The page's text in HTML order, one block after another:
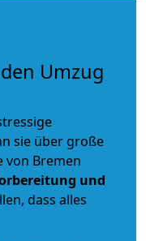
Umzug
sie über große
von Bremen
und
dass alles